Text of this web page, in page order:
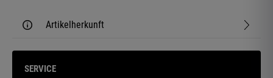
Artikelherkunft
SERVICE